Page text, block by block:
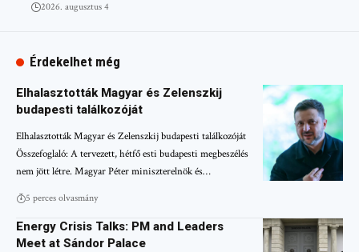
2026. augusztus 4
Érdekelhet még
Elhalasztották Magyar és Zelenszkij
budapesti találkozóját
Elhalasztották Magyar és Zelenszkij budapesti találkozóját
Összefoglaló: A tervezett, hétfő esti budapesti megbeszélés
nem jött létre. Magyar Péter miniszterelnök és…
5 perces olvasmány
Energy Crisis Talks: PM and Leaders
Meet at Sándor Palace